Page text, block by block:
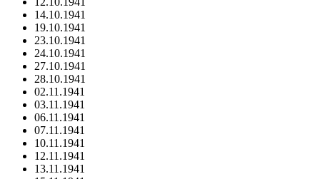
14.10.1941
19.10.1941
23.10.1941
24.10.1941
27.10.1941
28.10.1941
02.11.1941
03.11.1941
06.11.1941
07.11.1941
10.11.1941
12.11.1941
13.11.1941